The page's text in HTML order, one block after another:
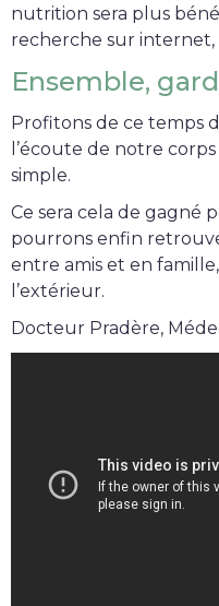
nutrition sera plus
recherche sur internet,
Ensemble,
Profitons de ce temps
l’écoute de notre
simple.
Ce sera cela de gagné
pourrons enfin
entre amis et en
l’extérieur.
Docteur Pradère,